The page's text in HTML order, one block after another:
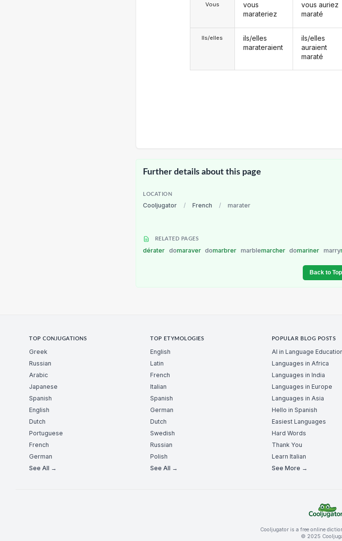
Vous
Ils/elles
vous
marateriez
ils/elles
marateraient
vous auriez
maraté
ils/elles
auraient
maraté
Further details about this page
LOCATION
Cooljugator / French / marater
RELATED PAGES
dérater domaraver domarbrer marblemarcher domariner marry
Back to Top
TOP CONJUGATIONS
Greek
Russian
Arabic
Japanese
Spanish
English
Dutch
Portuguese
French
German
See All →
TOP ETYMOLOGIES
English
Latin
French
Italian
Spanish
German
Dutch
Swedish
Russian
Polish
See All →
POPULAR BLOG POSTS
AI in Language
Languages in Africa
Languages in India
Languages in Europe
Languages in Asia
Hello in Spanish
Easiest Languages
Hard Words
Thank You
Learn Italian
See More →
Cooljugator is a free online
© 2025